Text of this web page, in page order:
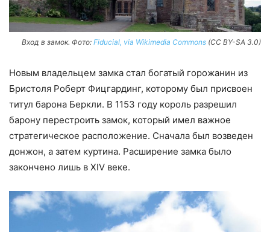
Вход в замок. Фото: Fiducial, via Wikimedia Commons (CC BY-SA 3.0)
Новым владельцем замка стал богатый горожанин из
Бристоля Роберт Фицгардинг, которому был присвоен
титул барона Беркли. В 1153 году король разрешил
барону перестроить замок, который имел важное
стратегическое расположение. Сначала был возведен
донжон, а затем куртина. Расширение замка было
закончено лишь в XIV веке.